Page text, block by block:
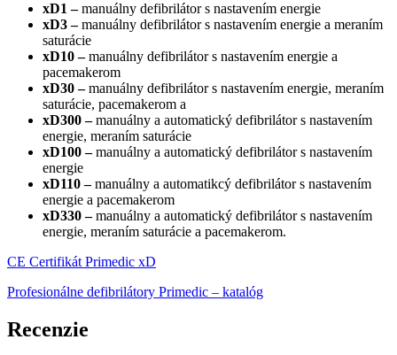
xD1 –manuálny defibrilátor s nastavením energie
xD3 –manuálny defibrilátor s nastavením energie a meraním
saturácie
xD10 –manuálny defibrilátor s nastavením energie a
pacemakerom
xD30 –manuálny defibrilátor s nastavením energie, meraním
saturácie, pacemakerom a
xD300 –manuálny a automatický defibrilátor s nastavením
energie, meraním saturácie
xD100 –manuálny a automatický defibrilátor s nastavením
energie
xD110 –manuálny a automatikcý defibrilátor s nastavením
energie a pacemakerom
xD330 –manuálny a automatický defibrilátor s nastavením
energie, meraním saturácie a pacemakerom.
CE Certifikát Primedic xD
Profesionálne defibrilátory Primedic – katalóg
Recenzie